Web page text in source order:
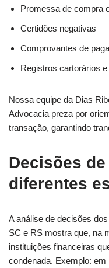
Promessa de compra
Certidões negativas
Comprovantes de
Registros cartorários
Nossa equipe da Dias
Advocacia preza por
transação, garantindo
Decisões
diferentes
A análise de decisões
SC e RS mostra que, na
instituições financeiras
condenada. Exemplo: